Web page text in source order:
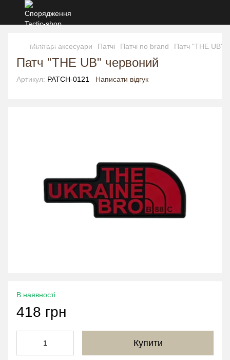
Мілітарі аксесуари Патчі Патчі no brand Патч "THE UB"
Патч "THE UB" червоний
Артикул: PATCH-0121 Написати відгук
В наявності
418 грн
Купити